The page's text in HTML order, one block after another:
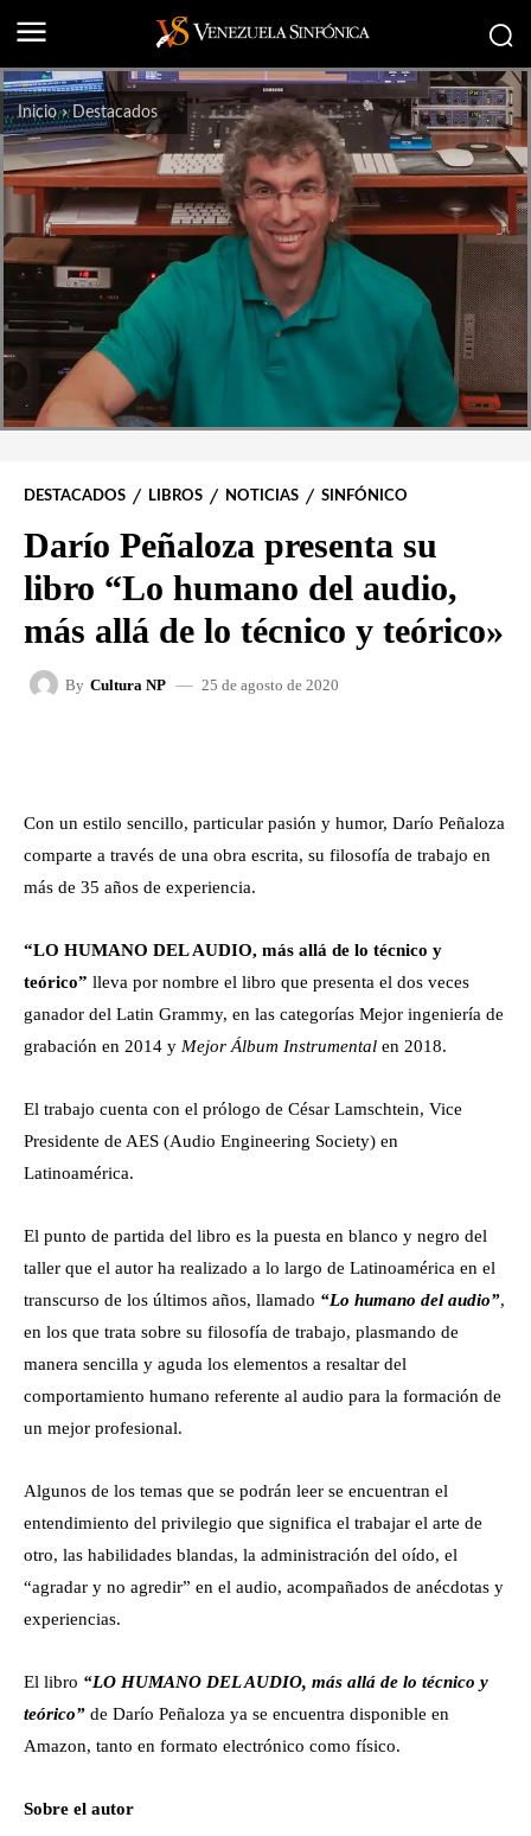
Inicio Destacados
DESTACADOS LIBROS NOTICIAS SINFÓNICO
Darío Peñaloza presenta su
libro “Lo humano del audio,
más allá de lo técnico y teórico»
By Cultura NP 25 de agosto de 2020
Con un estilo sencillo, particular pasión y humor, Darío Peñaloza
comparte a través de una obra escrita, su filosofía de trabajo en
más de 35 años de experiencia.
“LO HUMANO DEL AUDIO, más allá de lo técnico y
teórico” lleva por nombre el libro que presenta el dos veces
ganador del Latin Grammy, en las categorías Mejor ingeniería de
grabación en 2014 y Mejor Álbum Instrumental en 2018.
El trabajo cuenta con el prólogo de César Lamschtein, Vice
Presidente de AES (Audio Engineering Society) en
Latinoamérica.
El punto de partida del libro es la puesta en blanco y negro del
taller que el autor ha realizado a lo largo de Latinoamérica en el
transcurso de los últimos años, llamado “Lo humano del audio”,
en los que trata sobre su filosofía de trabajo, plasmando de
manera sencilla y aguda los elementos a resaltar del
comportamiento humano referente al audio para la formación de
un mejor profesional.
Algunos de los temas que se podrán leer se encuentran el
entendimiento del privilegio que significa el trabajar el arte de
otro, las habilidades blandas, la administración del oído, el
“agradar y no agredir” en el audio, acompañados de anécdotas y
experiencias.
El libro “LO HUMANO DEL AUDIO, más allá de lo técnico y
teórico” de Darío Peñaloza ya se encuentra disponible en
Amazon, tanto en formato electrónico como físico.
Sobre el autor